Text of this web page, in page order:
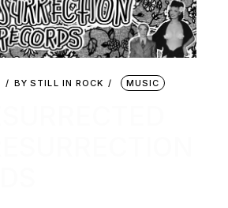
BY STILL IN ROCK MUSIC